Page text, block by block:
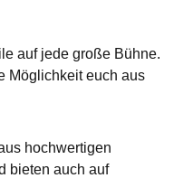
auf jede große Bühne.
Möglichkeit euch aus
hochwertigen
bieten auch auf